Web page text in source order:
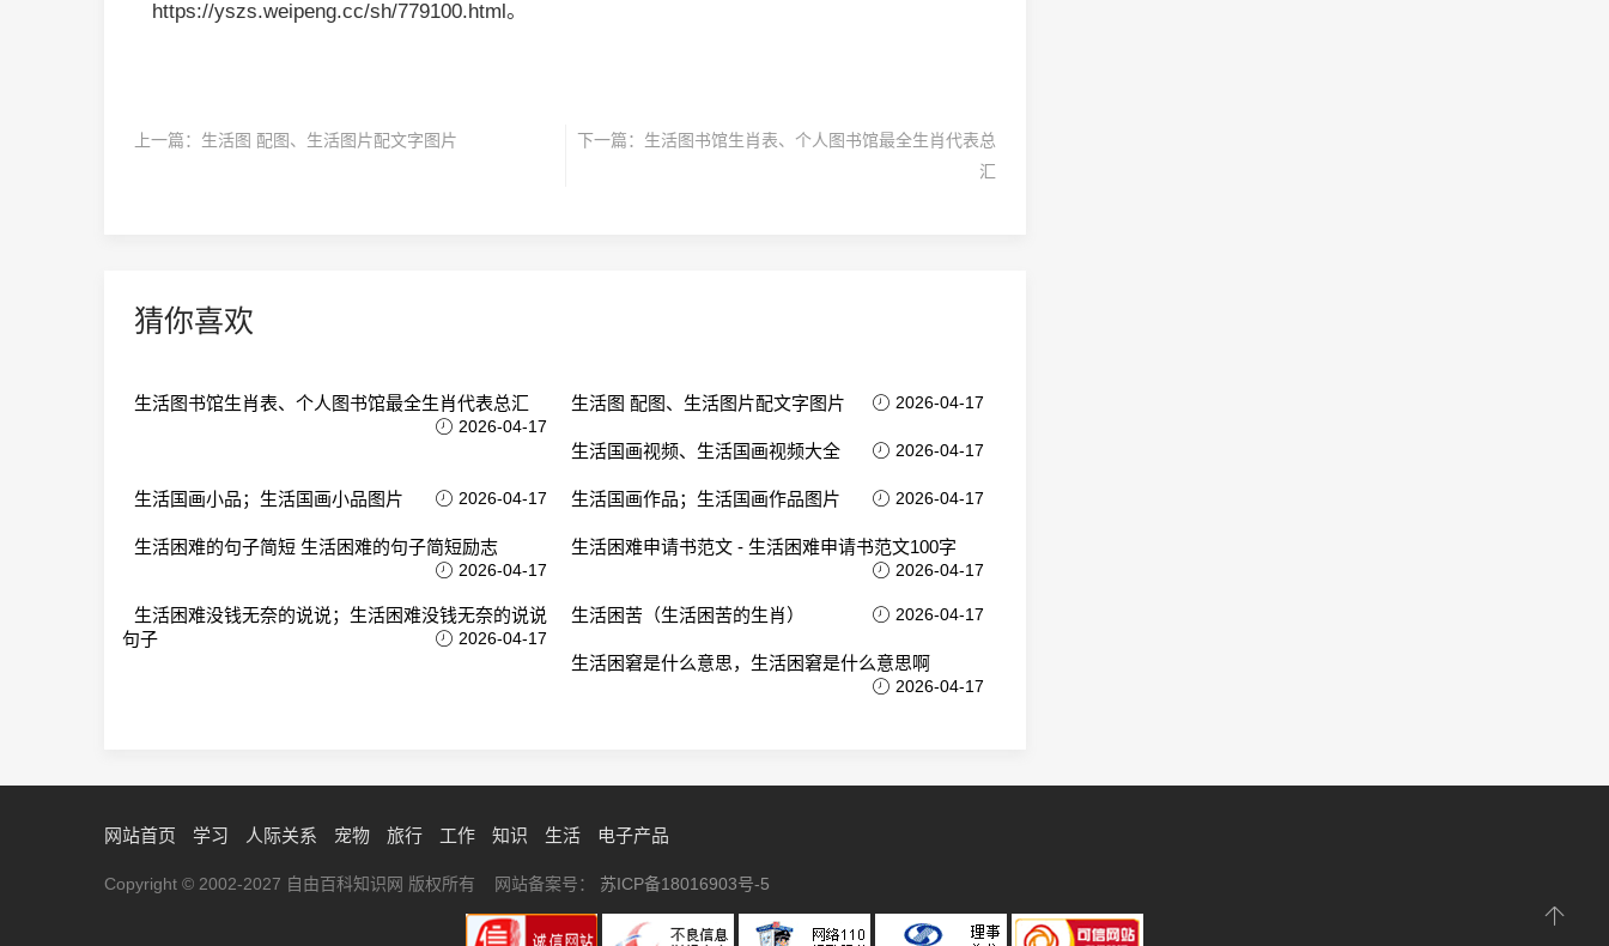
https://yszs.weipeng.cc/sh/779100.html。
上一篇： 生活图 配图、生活图片配文字图片 下一篇： 生活图书馆生肖表、个人图书馆最全生肖代表总
汇
猜你喜欢
生活图书馆生肖表、个人图书馆最全生肖代表总汇
2026-04-17
生活图 配图、生活图片配文字图片 2026-04-17
生活国画视频、生活国画视频大全 2026-04-17
生活国画小品；生活国画小品图片 2026-04-17 生活国画作品；生活国画作品图片 2026-04-17
生活困难的句子简短 生活困难的句子简短励志
2026-04-17
生活困难申请书范文 - 生活困难申请书范文100字
2026-04-17
生活困难没钱无奈的说说；生活困难没钱无奈的说说
句子
2026-04-17
生活困苦（生活困苦的生肖） 2026-04-17
生活困窘是什么意思，生活困窘是什么意思啊
2026-04-17
网站首页 学习 人际关系 宠物 旅行 工作 知识 生活 电子产品
Copyright © 2002-2027 自由百科知识网 版权所有 网站备案号： 苏ICP备18016903号-5